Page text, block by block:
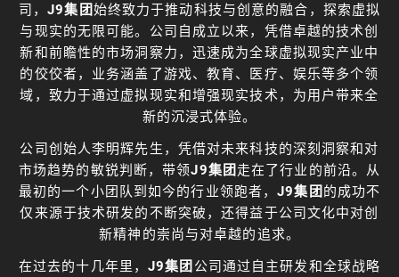
司，J9集团始终致力于推动科技与创意的融合，探索虚拟
与现实的无限可能。公司自成立以来，凭借卓越的技术创
新和前瞻性的市场洞察力，迅速成为全球虚拟现实产业中
的佼佼者，业务涵盖了游戏、教育、医疗、娱乐等多个领
域，致力于通过虚拟现实和增强现实技术，为用户带来全
新的沉浸式体验。
公司创始人李明辉先生，凭借对未来科技的深刻洞察和对
市场趋势的敏锐判断，带领J9集团 走在了行业的前沿。从
最初的一个小团队到如今的行业领跑者，J9集团 的成功不
仅来源于技术研发的不断突破，还得益于公司文化中对创
新精神的崇尚与对卓越的追求。
在过去的十几年里， J9集团 公司通过自主研发和全球战略